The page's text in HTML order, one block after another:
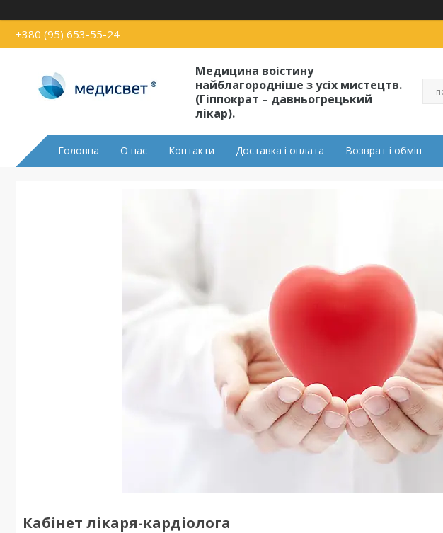
+380 (95) 653-55-24
Медицина воістину
найблагородніше з усіх мистецтв.
(Гіппократ – давньогрецький
лікар).
Головна О нас Контакти Доставка і оплата Возврат і обмін
Кабінет лікаря-кардіолога